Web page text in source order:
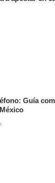
Guía